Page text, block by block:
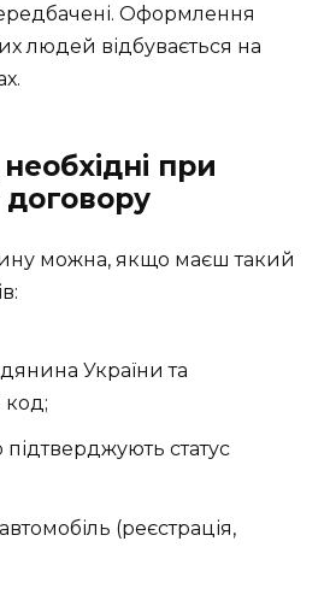
Оформлення
людей відбувається на
при
можна, якщо маєш такий
України та
код;
статус
(реєстрація,